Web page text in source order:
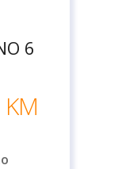
6
KM